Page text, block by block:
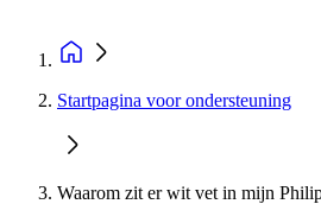
Startpagina voor ondersteuning
Waarom zit er wit vet in mijn